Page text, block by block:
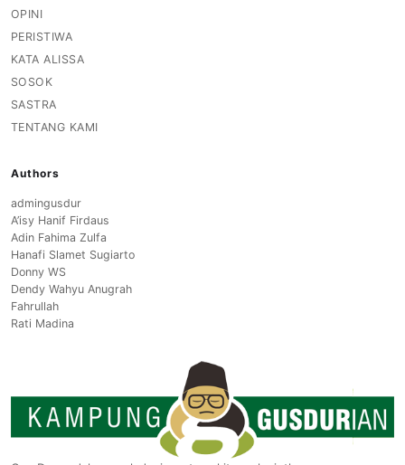
OPINI
PERISTIWA
KATA ALISSA
SOSOK
SASTRA
TENTANG KAMI
Authors
admingusdur
A’isy Hanif Firdaus
Adin Fahima Zulfa
Hanafi Slamet Sugiarto
Donny WS
Dendy Wahyu Anugrah
Fahrullah
Rati Madina